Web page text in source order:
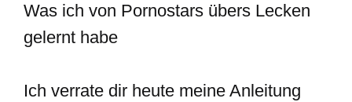
Was ich von Pornostars übers Lecken
gelernt habe
Ich verrate dir heute meine Anleitung